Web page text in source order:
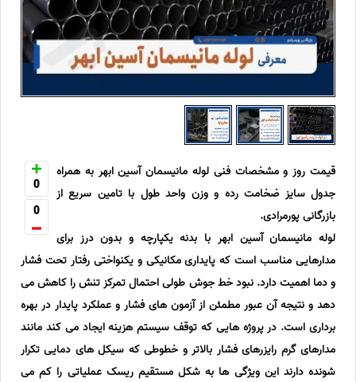
0
0
قیمت روز و مشخصات فنی لوله مانیسمان آسین ابهر به همراه
جدول سایز ضخامت رده و وزن واحد طول با تامین سریع از
بازرگانی پورمرادی.
لوله مانیسمان آسین ابهر با بدنه یکپارچه و بدون درز برای
مدارهایی مناسب است که پایداری مکانیکی و یکنواختی رفتار تحت فشار
و دما اهمیت دارد. نبود خط جوش طولی احتمال تمرکز تنش را کاهش می
دهد و نتیجه آن عبور مطمئن از آزمون های فشار و عملکرد پایدار در بهره
برداری است. در پروژه هایی که توقف سیستم هزینه ایجاد می کند مانند
مدارهای گرم رایزرهای فشار بالاتر و خطوطی که سیکل های دمایی تکرار
شونده دارند این ویژگی ها به شکل مستقیم ریسک عملیاتی را کم می